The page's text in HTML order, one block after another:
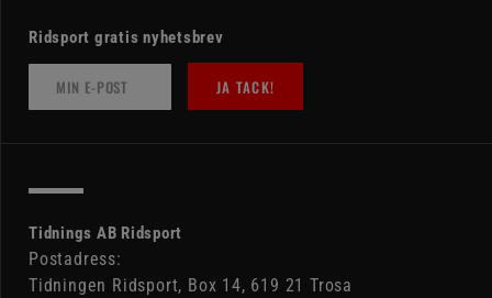
Ridsport gratis nyhetsbrev
JA TACK!
Tidnings AB Ridsport
Postadress:
Tidningen Ridsport, Box 14, 619 21 Trosa